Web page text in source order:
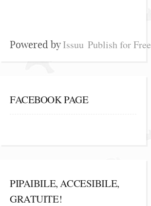
Powered byIssuu Publish for Free
FACEBOOK PAGE
PIPAIBILE, ACCESIBILE,
GRATUITE!